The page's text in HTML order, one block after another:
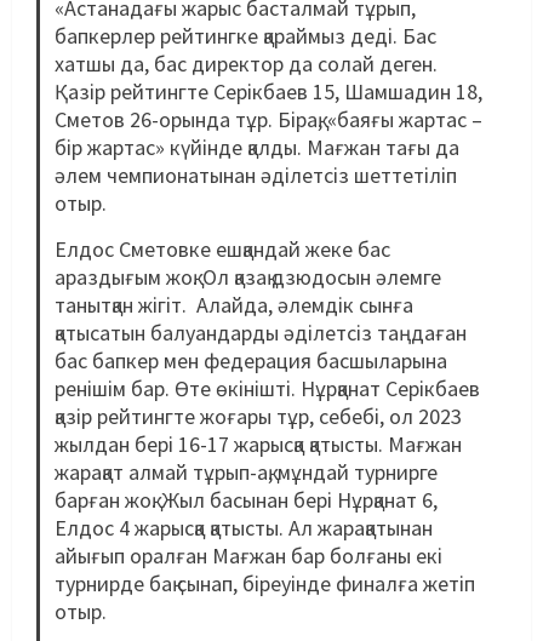
«Астанадағы жарыс басталмай тұрып,
бапкерлер рейтингке қараймыз деді. Бас
хатшы да, бас директор да солай деген.
Қазір рейтингте Серікбаев 15, Шамшадин 18,
Сметов 26-орында тұр. Бірақ, «баяғы жартас –
бір жартас» күйінде қалды. Мағжан тағы да
әлем чемпионатынан әділетсіз шеттетіліп
отыр.
Елдос Сметовке ешқандай жеке бас
араздығым жоқ. Ол қазақ дзюдосын әлемге
танытқан жігіт. Алайда, әлемдік сынға
қатысатын балуандарды әділетсіз таңдаған
бас бапкер мен федерация басшыларына
ренішім бар. Өте өкінішті. Нұрқанат Серікбаев
қазір рейтингте жоғары тұр, себебі, ол 2023
жылдан бері 16-17 жарысқа қатысты. Мағжан
жарақат алмай тұрып-ақ, мұндай турнирге
барған жоқ. Жыл басынан бері Нұрқанат 6,
Елдос 4 жарысқа қатысты. Ал жарақатынан
айығып оралған Мағжан бар болғаны екі
турнирде бақ сынап, біреуінде финалға жетіп
отыр.